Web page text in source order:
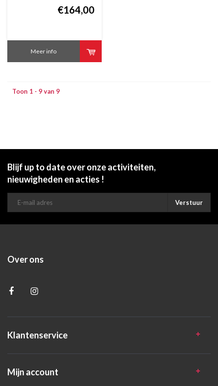
€164,00
Meer info
Toon 1 - 9 van 9
Blijf up to date over onze activiteiten,
nieuwigheden en acties !
Verstuur
Over ons
Klantenservice
Mijn account